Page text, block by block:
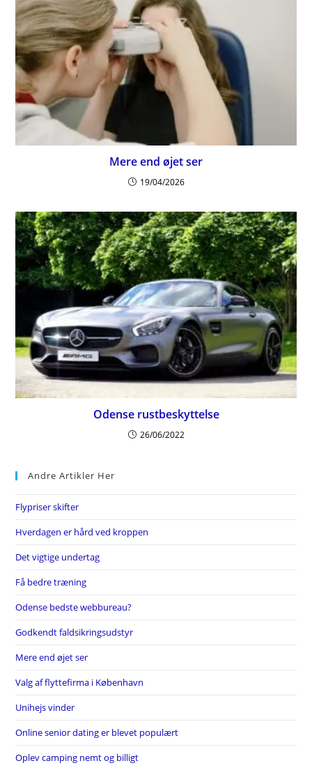
Mere end øjet ser
19/04/2026
Odense rustbeskyttelse
26/06/2022
Andre Artikler Her
Flypriser skifter
Hverdagen er hård ved kroppen
Det vigtige undertag
Få bedre træning
Odense bedste webbureau?
Godkendt faldsikringsudstyr
Mere end øjet ser
Valg af flyttefirma i København
Unihejs vinder
Online senior dating er blevet populært
Oplev camping nemt og billigt